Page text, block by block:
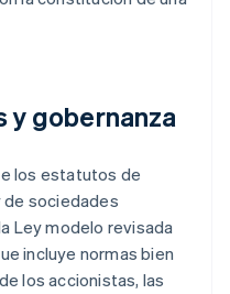
y gobernanza
los estatutos de
de sociedades
Ley modelo revisada
incluye normas bien
los accionistas, las